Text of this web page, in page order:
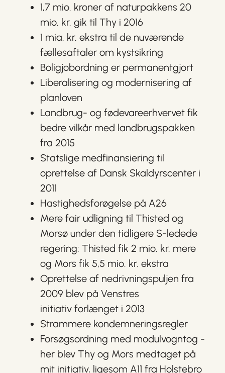
1,7 mio. kroner af naturpakkens 20
mio. kr. gik til Thy i 2016
1 mia. kr. ekstra til de nuværende
fællesaftaler om kystsikring
Boligjobordning er permanentgjort
Liberalisering og modernisering af
planloven
Landbrug- og fødevareerhvervet fik
bedre vilkår med landbrugspakken
fra 2015
Statslige medfinansiering til
oprettelse af Dansk Skaldyrscenter i
2011
Hastighedsforøgelse på A26
Mere fair udligning til Thisted og
Morsø under den tidligere S-ledede
regering: Thisted fik 2 mio. kr. mere
og Mors fik 5,5 mio. kr. ekstra
Oprettelse af nedrivningspuljen fra
2009 blev på Venstres
initiativ forlænget i 2013
Strammere kondemneringsregler
Forsøgsordning med modulvogntog -
her blev Thy og Mors medtaget på
mit initiativ, ligesom A11 fra Holstebro